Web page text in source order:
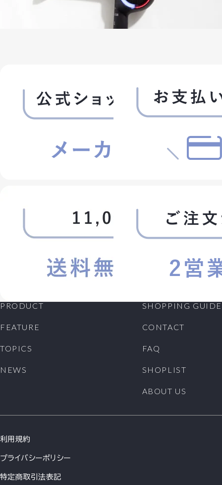
PRODUCT
FEATURE
TOPICS
NEWS
SHOPPING GUIDE
CONTACT
FAQ
SHOPLIST
ABOUT US
利用規約
プライバシーポリシー
特定商取引法表記